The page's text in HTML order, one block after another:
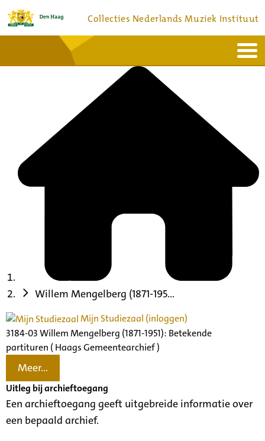
Collecties Nederlands Muziek Instituut
Bronnen en collecties
Willem Mengelberg (1871-195...
Mijn Studiezaal (inloggen)
3184-03 Willem Mengelberg (1871-1951): Betekende
partituren ( Haags Gemeentearchief )
Meer...
Uitleg bij archieftoegang
Een archieftoegang geeft uitgebreide informatie over
een bepaald archief.